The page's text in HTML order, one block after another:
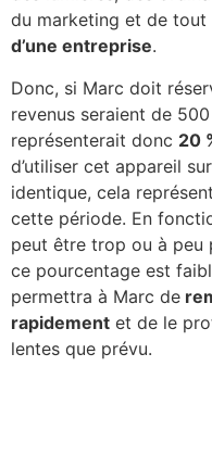
du marketing et de tout
d’une entreprise.
Donc, si Marc doit
revenus seraient de
représenterait donc 20
d’utiliser cet appareil
identique, cela
cette période. En
peut être trop ou à peu
ce pourcentage est
permettra à Marc de
rapidement et de le
lentes que prévu.